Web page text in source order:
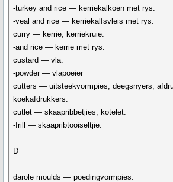
-turkey and rice — kerriekalkoen met rys.
-veal and rice — kerriekalfsvleis met rys.
curry — kerrie, kerriekruie.
-and rice — kerrie met rys.
custard — vla.
-powder — vlapoeier
cutters — uitsteekvormpies, deegsnyers,
koekafdrukkers.
cutlet — skaapribbetjies, kotelet.
-frill — skaapribtooiseltjie.
D
darole moulds — poedingvormpies.